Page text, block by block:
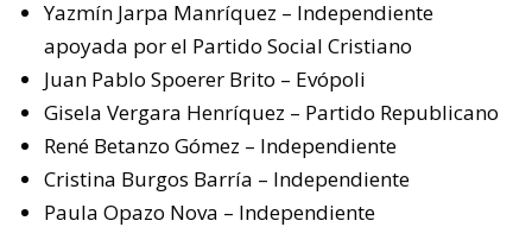
Yazmín Jarpa Manríquez – Independiente
apoyada por el Partido Social Cristiano
Juan Pablo Spoerer Brito – Evópoli
Gisela Vergara Henríquez – Partido Republicano
René Betanzo Gómez – Independiente
Cristina Burgos Barría – Independiente
Paula Opazo Nova – Independiente